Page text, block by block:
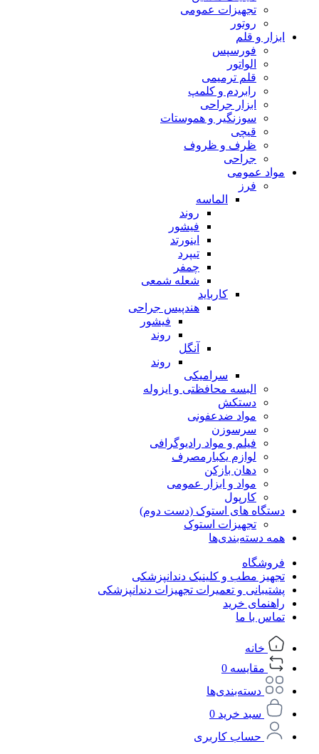
تجهیزات عمومی
روتور
ابزار و قلم
فورسپس
الواتور
قلم ترمیمی
رابردم و کلمپ
ابزار جراحی
سوزنگیر و هموستات
قیچی
ظرف و ظروف
جراحی
مواد عمومی
فرز
الماسه
روند
فیشور
اینورتد
تیپرد
چمفر
شعله شمعی
کارباید
هندپیس جراحی
فیشور
روند
آنگل
روند
سرامیکی
البسه محافظتی و ایزوله
دستکش
مواد ضدعفونی
سرسوزن
فیلم و مواد رادیوگرافی
لوازم یکبارمصرف
دهان بازکن
مواد و ابزار عمومی
کارپول
دستگاه های استوک (دست دوم)
تجهیزات استوک
همه دسته‌بندی‌ها
فروشگاه
تجهیز مطب و کلینیک دندانپزشکی
پشتیبانی و تعمیرات تجهیزات دندانپزشکی
راهنمای خرید
تماس با ما
خانه
مقایسه 0
دسته‌بندی‌ها
سبد خرید 0
حساب کاربری